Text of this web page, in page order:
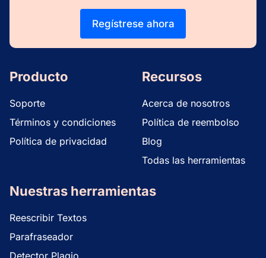
Regístrese ahora
Producto
Soporte
Términos y condiciones
Política de privacidad
Recursos
Acerca de nosotros
Política de reembolso
Blog
Todas las herramientas
Nuestras herramientas
Reescribir Textos
Parafraseador
Detector Plagio